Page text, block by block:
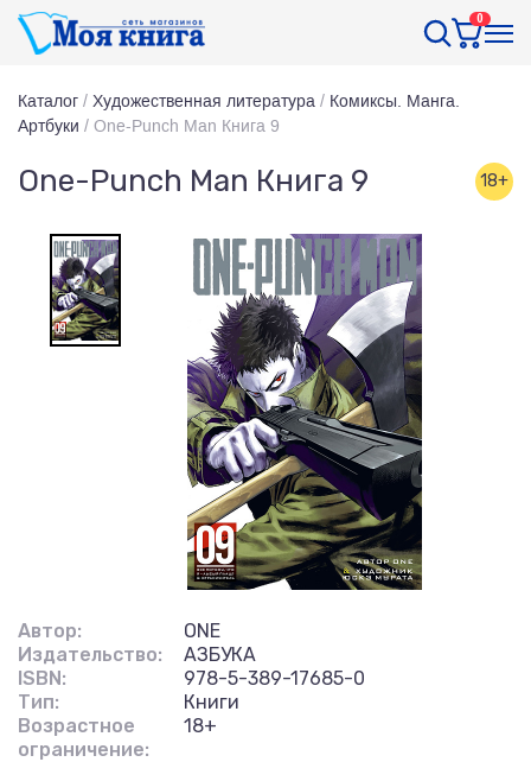
0
Каталог / Художественная литература / Комиксы. Манга.
Артбуки / One-Punch Man Книга 9
One-Punch Man Книга 9 18+
Автор:
ONE
Издательство:
АЗБУКА
ISBN:
978-5-389-17685-0
Тип:
Книги
Возрастное
ограничение:
18+